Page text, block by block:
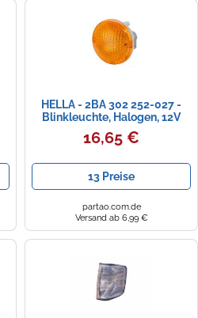
HELLA - 2BA 302 252-027 -
Blinkleuchte, Halogen, 12V
16,65 €
13 Preise
partao.com.de
Versand ab 6,99 €